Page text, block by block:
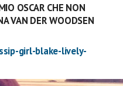
OSCAR CHE NON
VAN DER WOODSEN
girl-blake-lively-